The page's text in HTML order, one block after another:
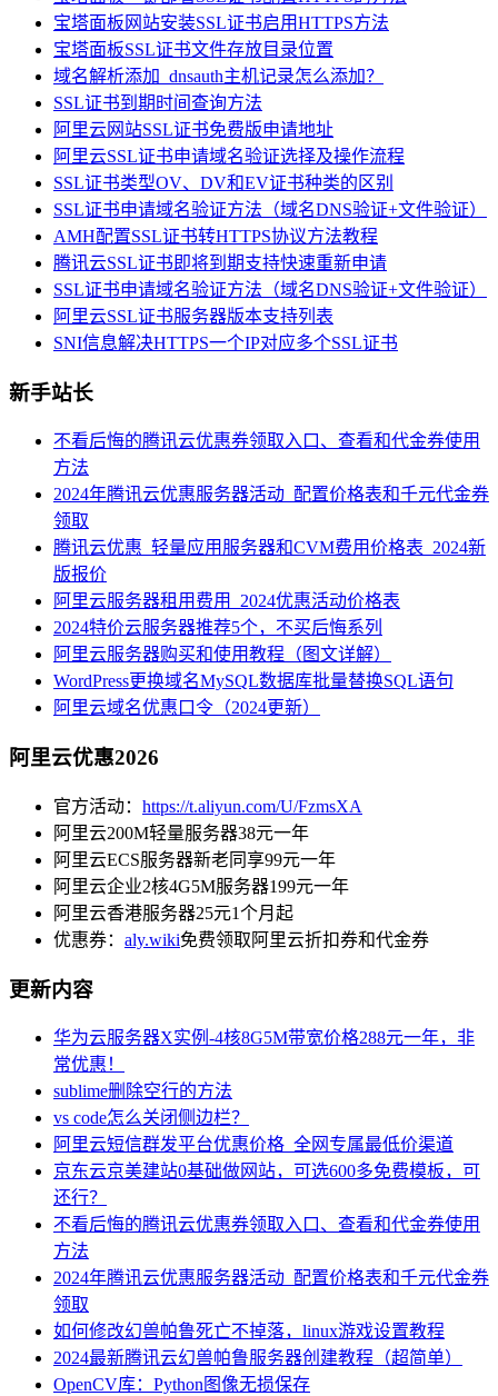
宝塔面板网站安装SSL证书启用HTTPS方法
宝塔面板SSL证书文件存放目录位置
域名解析添加_dnsauth主机记录怎么添加？
SSL证书到期时间查询方法
阿里云网站SSL证书免费版申请地址
阿里云SSL证书申请域名验证选择及操作流程
SSL证书类型OV、DV和EV证书种类的区别
SSL证书申请域名验证方法（域名DNS验证+文件验证）
AMH配置SSL证书转HTTPS协议方法教程
腾讯云SSL证书即将到期支持快速重新申请
SSL证书申请域名验证方法（域名DNS验证+文件验证）
阿里云SSL证书服务器版本支持列表
SNI信息解决HTTPS一个IP对应多个SSL证书
新手站长
不看后悔的腾讯云优惠券领取入口、查看和代金券使用
方法
2024年腾讯云优惠服务器活动_配置价格表和千元代金券
领取
腾讯云优惠_轻量应用服务器和CVM费用价格表_2024新
版报价
阿里云服务器租用费用_2024优惠活动价格表
2024特价云服务器推荐5个，不买后悔系列
阿里云服务器购买和使用教程（图文详解）
WordPress更换域名MySQL数据库批量替换SQL语句
阿里云域名优惠口令（2024更新）
阿里云优惠2026
官方活动： https://t.aliyun.com/U/FzmsXA
阿里云200M轻量服务器38元一年
阿里云ECS服务器新老同享99元一年
阿里云企业2核4G5M服务器199元一年
阿里云香港服务器25元1个月起
优惠券： aly.wiki免费领取阿里云折扣券和代金券
更新内容
华为云服务器X实例-4核8G5M带宽价格288元一年，非
常优惠！
sublime删除空行的方法
vs code怎么关闭侧边栏？
阿里云短信群发平台优惠价格_全网专属最低价渠道
京东云京美建站0基础做网站，可选600多免费模板，可
还行？
不看后悔的腾讯云优惠券领取入口、查看和代金券使用
方法
2024年腾讯云优惠服务器活动_配置价格表和千元代金券
领取
如何修改幻兽帕鲁死亡不掉落，linux游戏设置教程
2024最新腾讯云幻兽帕鲁服务器创建教程（超简单）
OpenCV库：Python图像无损保存